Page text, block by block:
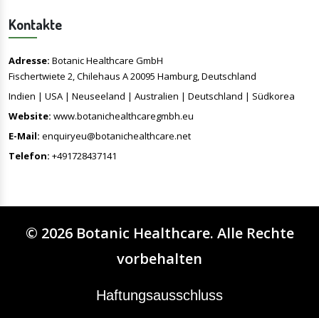
Kontakte
Adresse: Botanic Healthcare GmbH
Fischertwiete 2, Chilehaus A 20095 Hamburg, Deutschland
Indien | USA | Neuseeland | Australien | Deutschland | Südkorea
Website: www.botanichealthcaregmbh.eu
E-Mail: enquiryeu@botanichealthcare.net
Telefon: +491728437141
© 2026 Botanic Healthcare. Alle Rechte
vorbehalten
Haftungsausschluss